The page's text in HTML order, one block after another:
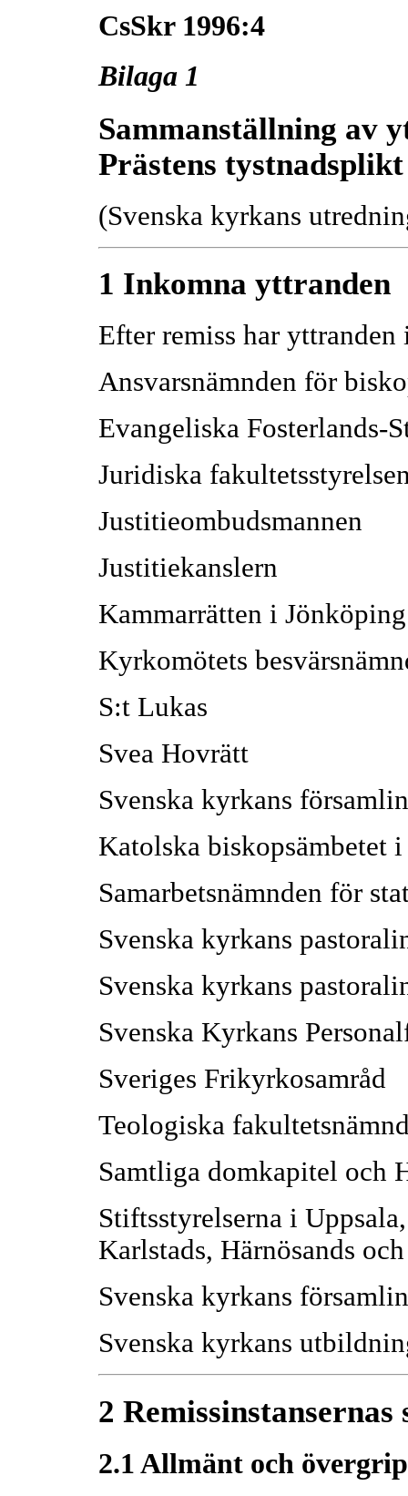
CsSkr 1996:4
Bilaga 1
Sammanställning av
Prästens tystnadsplikt
(Svenska kyrkans
1 Inkomna yttranden
Efter remiss har
Ansvarsnämnden för
Evangeliska Fosterlands-
Juridiska
Justitieombudsmannen
Justitiekanslern
Kammarrätten i Jönköping
Kyrkomötets
S:t Lukas
Svea Hovrätt
Svenska kyrkans
Katolska biskopsämbetet
Samarbetsnämnden för
Svenska kyrkans
Svenska kyrkans
Svenska Kyrkans
Sveriges Frikyrkosamråd
Teologiska
Samtliga domkapitel och
Stiftsstyrelserna i
Karlstads, Härnösands
Svenska kyrkans
Svenska kyrkans
2
2.1 Allmänt och